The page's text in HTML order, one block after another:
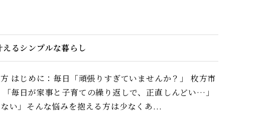
るシンプルな暮らし
はじめに：毎日「頑張りすぎていませんか？」 枚方市
毎日が家事と子育ての繰り返しで、正直しんどい…」
い」――そんな悩みを抱える方は少なくあ...